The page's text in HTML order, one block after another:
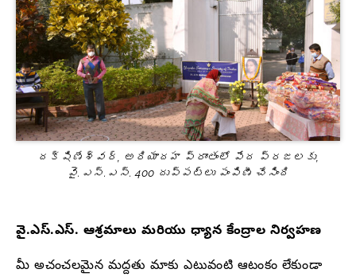
దక్షిణేశ్వర్‌, అరియాదహ ప్రాంతంలో పేద ప్రజలకు,
వై.ఎస్.ఎస్. 400 దుప్పట్లు పంపిణీ చేసింది
వై.ఎస్.ఎస్. ఆశ్రమాలు మరియు ధ్యాన కేంద్రాల నిర్వహణ
మీ అచంచలమైన మద్దతు మాకు ఎటువంటి ఆటంకం లేకుండా